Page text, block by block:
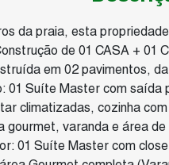
da praia, esta
de 01 CASA + 01
em 02 pavimentos,
01 Suíte Master com
climatizadas, cozinha
gourmet, varanda e área de
01 Suíte Master com